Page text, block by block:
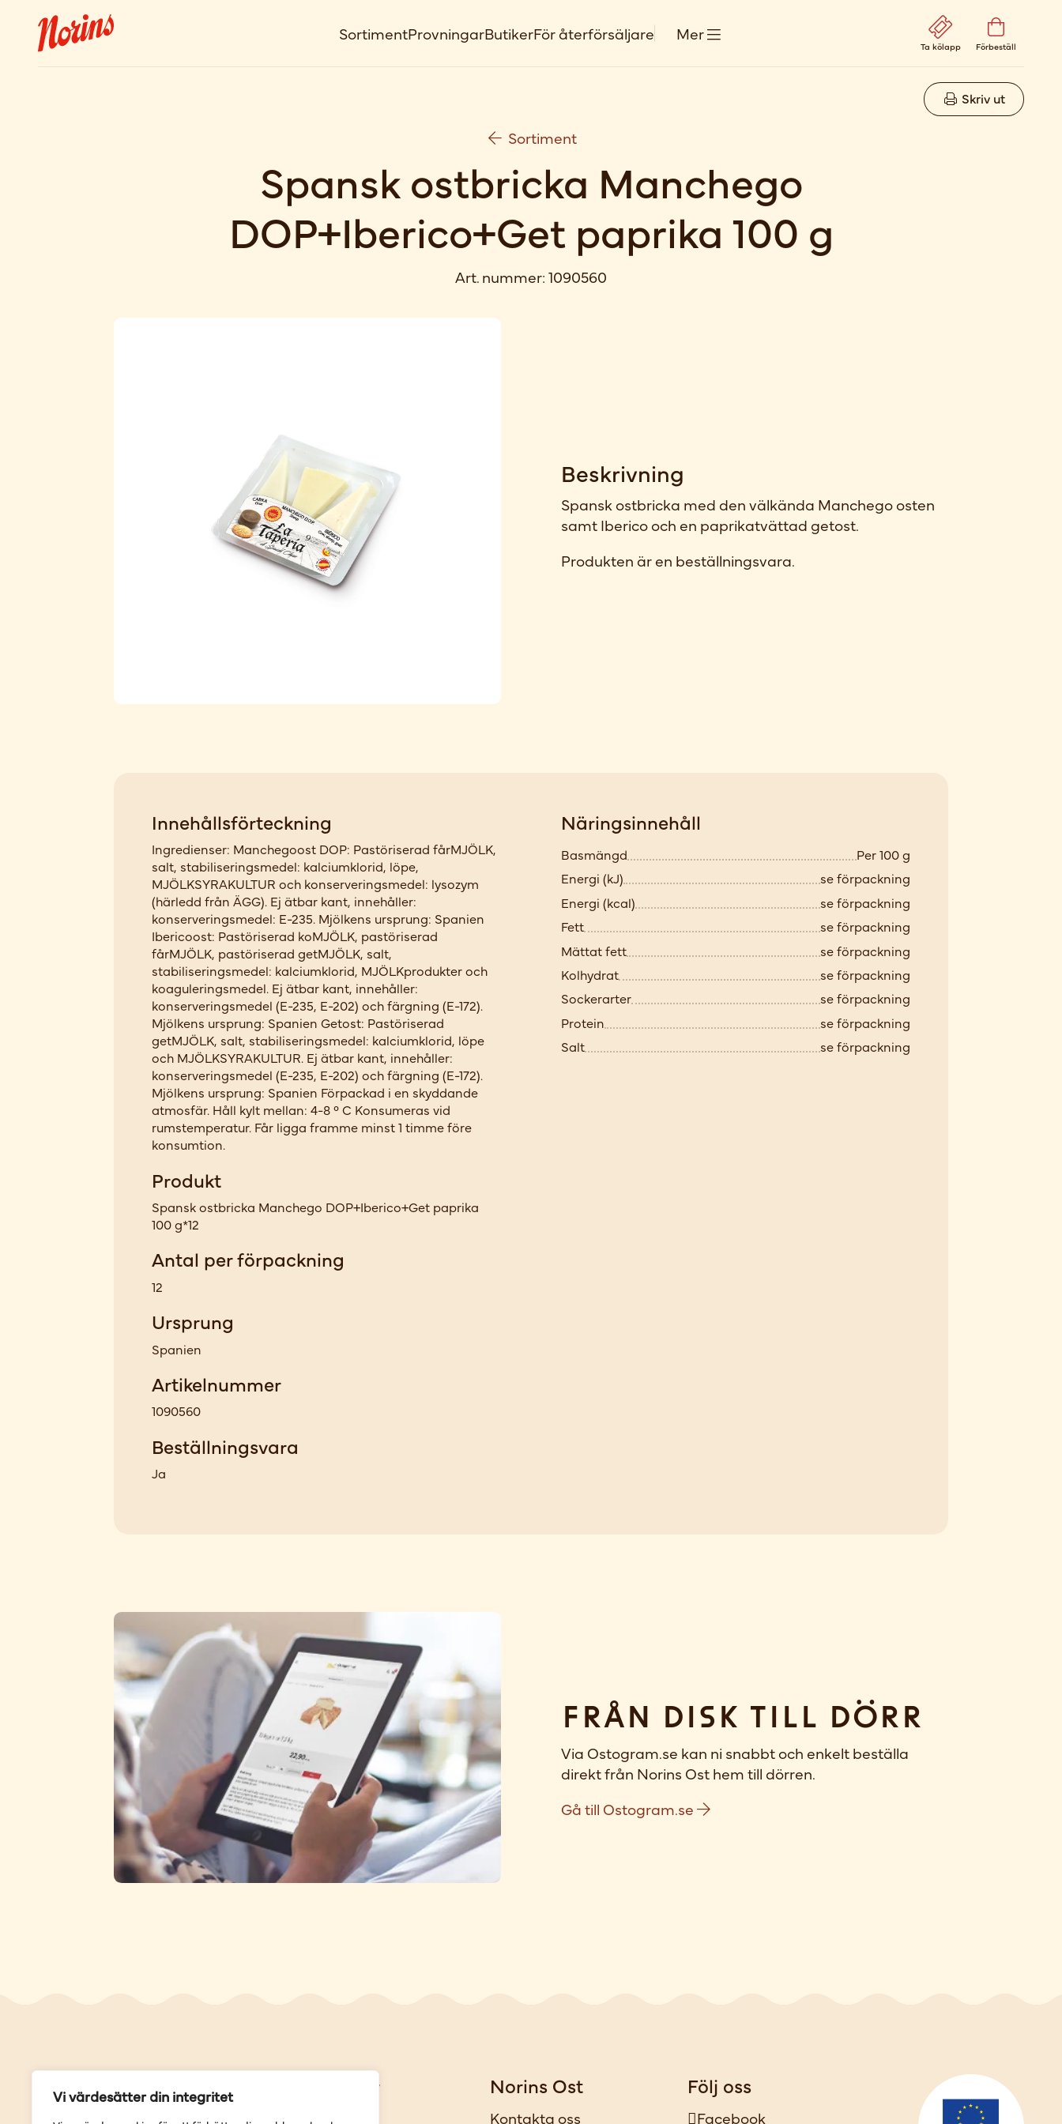
Vi värdesätter din integritet
SortimentProvningarButikerFör återförsäljare Mer
Ta kölapp Förbeställ
Skriv ut
Sortiment
Spansk ostbricka Manchego
DOP+Iberico+Get paprika 100 g
Art. nummer:1090560
Beskrivning
Spansk ostbricka med den välkända Manchego osten
samt Iberico och en paprikatvättad getost.
Produkten är en beställningsvara.
Innehållsförteckning
Ingredienser: Manchegoost DOP: Pastöriserad fårMJÖLK,
salt, stabiliseringsmedel: kalciumklorid, löpe,
MJÖLKSYRAKULTUR och konserveringsmedel: lysozym
(härledd från ÄGG). Ej ätbar kant, innehåller:
konserveringsmedel: E-235. Mjölkens ursprung: Spanien
Ibericoost: Pastöriserad koMJÖLK, pastöriserad
fårMJÖLK, pastöriserad getMJÖLK, salt,
stabiliseringsmedel: kalciumklorid, MJÖLKprodukter och
koaguleringsmedel. Ej ätbar kant, innehåller:
konserveringsmedel (E-235, E-202) och färgning (E-172).
Mjölkens ursprung: Spanien Getost: Pastöriserad
getMJÖLK, salt, stabiliseringsmedel: kalciumklorid, löpe
och MJÖLKSYRAKULTUR. Ej ätbar kant, innehåller:
konserveringsmedel (E-235, E-202) och färgning (E-172).
Mjölkens ursprung: Spanien Förpackad i en skyddande
atmosfär. Håll kylt mellan: 4-8 ° C Konsumeras vid
rumstemperatur. Får ligga framme minst 1 timme före
konsumtion.
Produkt
Spansk ostbricka Manchego DOP+Iberico+Get paprika
100 g*12
Antal per förpackning
12
Ursprung
Spanien
Artikelnummer
1090560
Beställningsvara
Ja
Näringsinnehåll
Basmängd
Per 100 g
Energi (kJ)
se förpackning
Energi (kcal)
se förpackning
Fett
se förpackning
Mättat fett
se förpackning
Kolhydrat
se förpackning
Sockerarter
se förpackning
Protein
se förpackning
Salt
se förpackning
Från disk till dörr
Via Ostogram.se kan ni snabbt och enkelt beställa
direkt från Norins Ost hem till dörren.
Gå till Ostogram.se
Genvägar
Våra butiker
Norins Ost
Kontakta oss
Följ oss
Facebook